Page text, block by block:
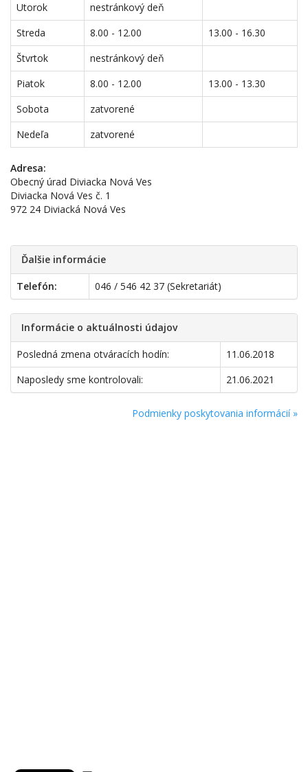
Utorok
nestránkový deň
Streda
8.00 - 12.00
13.00 - 16.30
Štvrtok
nestránkový deň
Piatok
8.00 - 12.00
13.00 - 13.30
Sobota
zatvorené
Nedeľa
zatvorené
Adresa:
Obecný úrad Diviacka Nová Ves
Diviacka Nová Ves č. 1
972 24 Diviacká Nová Ves
Ďalšie informácie
Telefón: 046 / 546 42 37 (Sekretariát)
Informácie o aktuálnosti údajov
Posledná zmena otváracích hodín:
11.06.2018
Naposledy sme kontrolovali:
21.06.2021
Podmienky poskytovania informácií »